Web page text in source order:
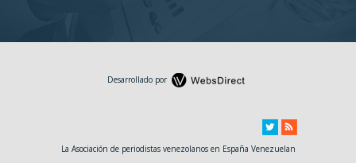
Desarrollado por
La Asociación de periodistas venezolanos en España Venezuelan